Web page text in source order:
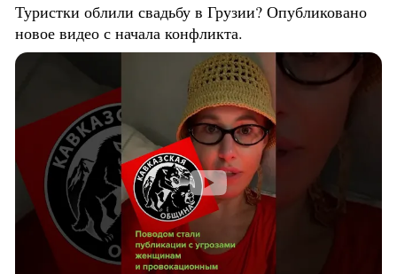
Туристки облили свадьбу в Грузии? Опубликовано
новое видео с начала конфликта.